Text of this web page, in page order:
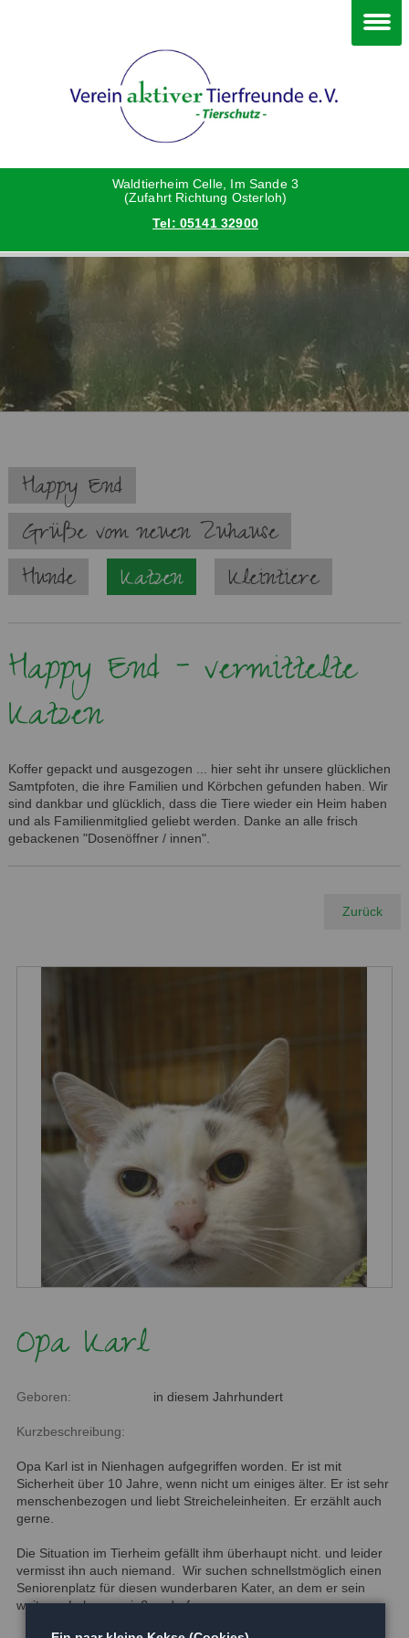
Waldtierheim Celle, Im Sande 3
(Zufahrt Richtung Osterloh)
Tel: 05141 32900
Navigation
überspringen
Happy End
Grüße vom neuen Zuhause
Hunde
Katzen Kleintiere
Happy End - vermittelte
Katzen
Koffer gepackt und ausgezogen ... hier seht ihr unsere glücklichen
Samtpfoten, die ihre Familien und Körbchen gefunden haben. Wir
sind dankbar und glücklich, dass die Tiere wieder ein Heim haben
und als Familienmitglied geliebt werden. Danke an alle frisch
gebackenen "Dosenöffner / innen".
Zurück
Opa Karl
Geboren: in diesem Jahrhundert
Kurzbeschreibung:
Opa Karl ist in Nienhagen aufgegriffen worden. Er ist mit
Sicherheit über 10 Jahre, wenn nicht um einiges älter. Er ist sehr
menschenbezogen und liebt Streicheleinheiten. Er erzählt auch
gerne.
Die Situation im Tierheim gefällt ihm überhaupt nicht. und leider
vermisst ihn auch niemand. Wir suchen schnellstmöglich einen
Seniorenplatz für diesen wunderbaren Kater, an dem er sein
weiteres Leben genießen darf.
Katzen
Vermittlungshilfe privat
Danke an die Helfer
Vorstand
Satzung